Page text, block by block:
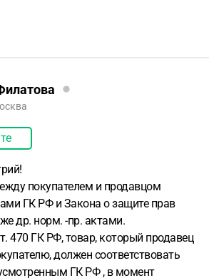
не разбился.
покупателем и продавцом
ГК РФ и Закона о защите прав
др. норм. -пр. актами.
470 ГК РФ, товар, который продавец
должен соответствовать
ГК РФ , в момент